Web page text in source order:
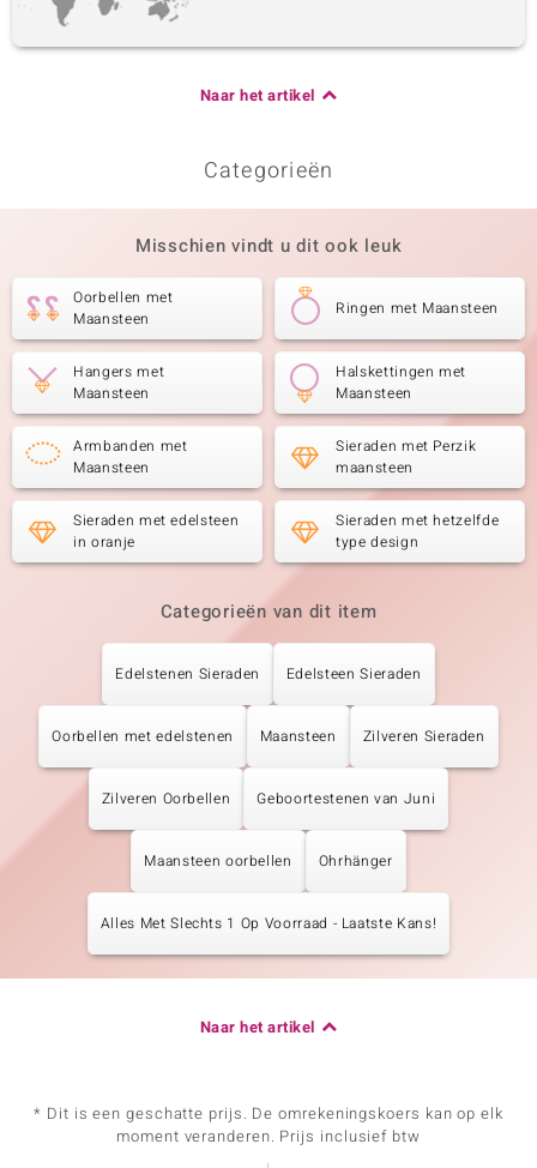
Naar het artikel
Categorieën
Misschien vindt u dit ook leuk
Oorbellen met
Maansteen
Ringen met Maansteen
Hangers met
Maansteen
Halskettingen met
Maansteen
Armbanden met
Maansteen
Sieraden met Perzik
maansteen
Sieraden met edelsteen
in oranje
Sieraden met hetzelfde
type design
Categorieën van dit item
Edelstenen Sieraden Edelsteen Sieraden
Oorbellen met edelstenen Maansteen Zilveren Sieraden
Zilveren Oorbellen Geboortestenen van Juni
Maansteen oorbellen Ohrhänger
Alles Met Slechts 1 Op Voorraad - Laatste Kans!
Naar het artikel
* Dit is een geschatte prijs. De omrekeningskoers kan op elk
moment veranderen. Prijs inclusief btw